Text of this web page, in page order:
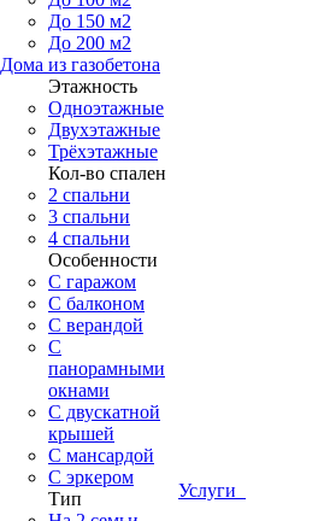
До 150 м2
До 200 м2
Дома из газобетона
Этажность
Одноэтажные
Двухэтажные
Трёхэтажные
Кол-во спален
2 спальни
3 спальни
4 спальни
Особенности
С гаражом
С балконом
С верандой
С
панорамными
окнами
С двускатной
крышей
С мансардой
С эркером
Тип
Услуги